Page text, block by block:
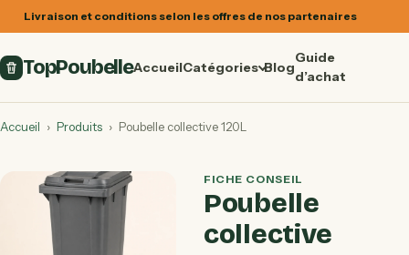
Livraison et conditions selon les offres de nos partenaires
TopPoubelleAccueilCatégories Blog
Guide
d’achat
Accueil › Produits › Poubelle collective 120L
FICHE CONSEIL
Poubelle
collective